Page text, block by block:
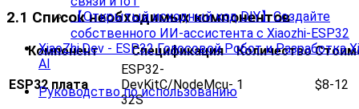
【Открытый исходный код DIY】Создайте
собственного ИИ-ассистента с Xiaozhi-ESP32
XiaoZhi.Dev - ESP32 Голосовой Робот и Разработка
AI
Руководство по использованию
2.1 Список необходимых компонентов
Компонент Спецификация Количество
ESP32 плата
ESP32-
DevKitC/NodeMcu-
32S
1 $8-12